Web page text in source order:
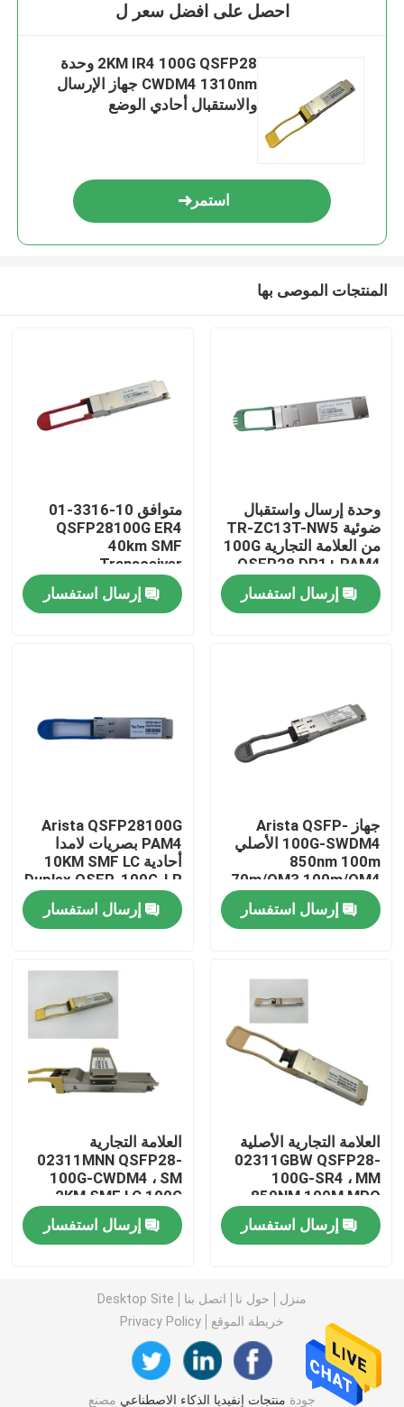
منتجات
معلومات عنا
مراقبة الجودة
أخبار
منتجات إنفيديا الذكاء الاصطناعي
وحدة 10G SFP
جهاز الإرسال والاستقبال البصري Finisar
بطاقة محول الشبكة
مفتاح Brocade SAN
رخصة بروكيد POD
احصل على افضل سعر ل
2KM IR4 100G QSFP28 وحدة
CWDM4 1310nm جهاز الإرسال
والاستقبال أحادي الوضع
استمر
المنتجات الموصى بها
وحدة إرسال واستقبال
ضوئية TR-ZC13T-NW5
من العلامة التجارية 100G
QSFP28 DR1+ PAM4
500M
إرسال استفسار
متوافق 10-3316-01
QSFP28100G ER4
40km SMF
Transceiver
إرسال استفسار
جهاز Arista QSFP-
100G-SWDM4 الأصلي
850nm 100m
70m/OM3 100m/OM4
ناقل MMF مزدوج
إرسال استفسار
Arista QSFP28100G
PAM4 بصريات لامدا
أحادية 10KM SMF LC
Duplex QSFP-100G-LR
إرسال استفسار
العلامة التجارية الأصلية
02311GBW QSFP28-
100G-SR4 ، MM
850NM 100M MPO
100G QSFP28 Module
إرسال استفسار
العلامة التجارية
02311MNN QSFP28-
100G-CWDM4 ، SM
2KM SMF LC 100G
QSFP28 Module
إرسال استفسار
منزل حول نا اتصل بنا
Desktop Site
خريطة الموقع
Privacy Policy
جودة منتجات إنفيديا الذكاء الاصطناعي مصنع